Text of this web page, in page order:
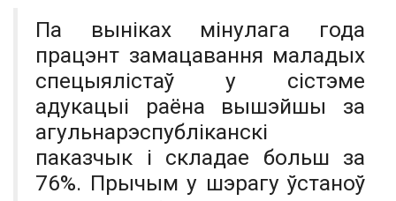
Па выніках мінулага года
працэнт замацавання маладых
спецыялістаў у сістэме
адукацыі раёна вышэйшы за
агульнарэспубліканскі
паказчык і складае больш за
76%. Прычым у шэрагу ўстаноў